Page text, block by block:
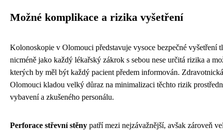
Možné komplikace a rizika vyšetření
Kolonoskopie v Olomouci představuje vysoce bezpečné vyšetření
nicméně jako každý lékařský zákrok s sebou nese určitá rizika a
kterých by měl být každý pacient předem informován.
Olomouci kladou velký důraz na minimalizaci těchto rizik
vybavení a zkušeného personálu.
Perforace střevní stěny patří mezi nejzávažnější, avšak zároveň